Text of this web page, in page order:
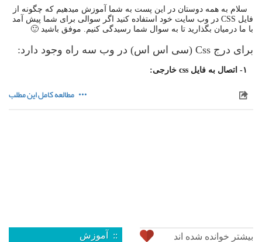
سلام به همه دوستان در این پست به شما آموزش میدهیم که چگونه از
فایل CSS در وب سایت خود استفاده کنید اگر سوالی برای شما پیش آمد
با ما درمیان بگذارید تا به سوال شما رسیدگی کنیم. موفق باشید 🙂
برای درج Css (سی اس اس) در وب سه راه وجود دارد:
۱- اتصال به فایل css خارجی:
مطالعه کامل این مطلب
بیشتر خوانده شده اند :: آموزش